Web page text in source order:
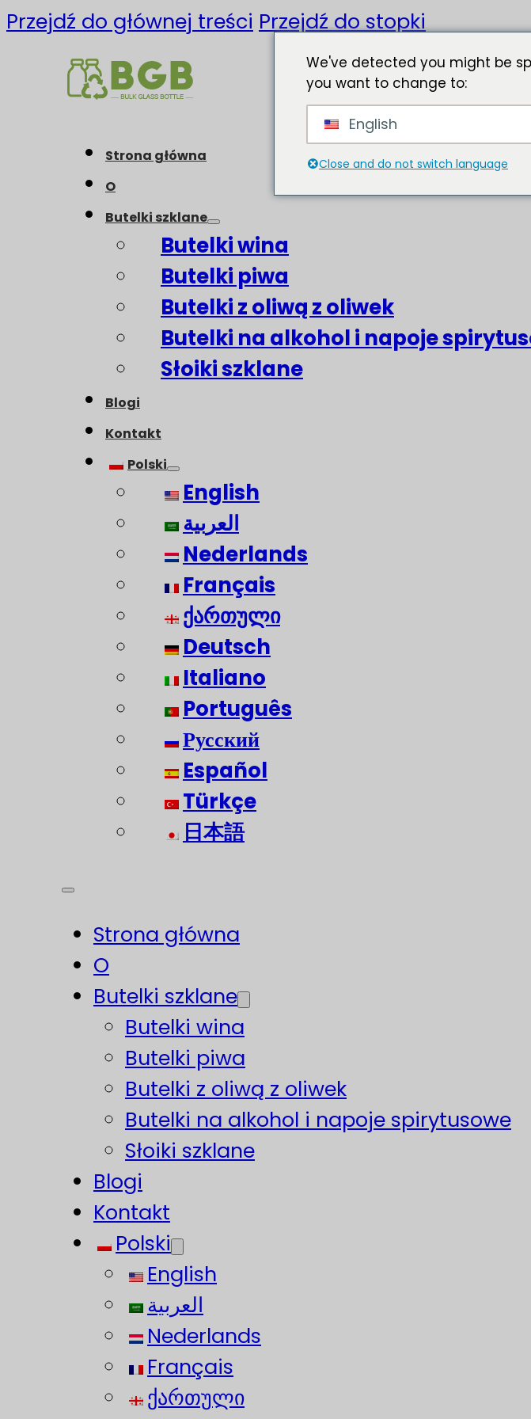
Przejdź do głównej treści Przejdź do stopki
Strona główna
O
Butelki szklane
Butelki wina
Butelki piwa
Butelki z oliwą z oliwek
Butelki na alkohol i napoje
Słoiki szklane
Blogi
Kontakt
Polski
English
العربية
Nederlands
Français
ქართული
Deutsch
Italiano
Português
Русский
Español
Türkçe
日本語
Strona główna
O
Butelki szklane
Butelki wina
Butelki piwa
Butelki z oliwą z oliwek
Butelki na alkohol i napoje spirytusowe
Słoiki szklane
Blogi
Kontakt
Polski
English
العربية
Nederlands
Français
ქართული
We've detected you might be
you want to change to:
English
Close and do not switch language